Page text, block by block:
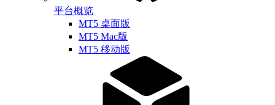
平台概览
MT5 桌面版
MT5 Mac版
MT5 移动版